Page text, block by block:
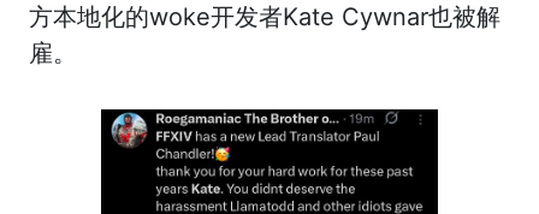
方本地化的woke开发者Kate Cywnar也被解
雇。